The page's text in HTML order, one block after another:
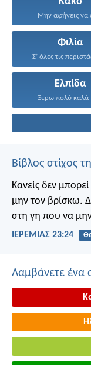
Μην αφήνεις να
Φιλία
Σ’ όλες τις
Ελπίδα
Ξέρω πολύ καλά
Βίβλος στίχος
Κανείς δεν
μην τον βρίσκω.
στη γη που να μην
ΙΕΡΕΜΙΑΣ 23:24
Λαμβάνετε ένα